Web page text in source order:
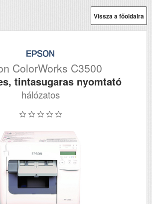
Vissza a főoldalra
ColorWorks C3500
tintasugaras nyomtató
hálózatos